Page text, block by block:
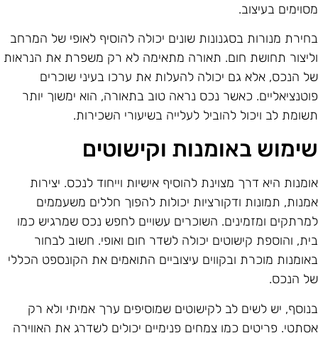
בעיצוב.
מנורות בסגנונות שונים יכולה להוסיף לאופי של המרחב
תחושת חום. תאורה מתאימה לא רק משפרת את הנראות
הנכס, אלא גם יכולה להעלות את ערכו בעיני שוכרים
כאשר נכס נראה טוב בתאורה, הוא ימשוך יותר
לב ויכול להוביל לעלייה בשיעורי השכירות.
באומנות וקישוטים
היא דרך מצוינת להוסיף אישיות וייחוד לנכס. יצירות
תמונות ודקורציות יכולות להפוך חללים משעממים
ומזמינים. השוכרים עשויים לחפש נכס שמרגיש כמו
והוספת קישוטים יכולה לשדר חום ואופי. חשוב לבחור
מוכרת ובקווים עיצוביים התואמים את הקונספט הכללי
הנכס.
יש לשים לב לקישוטים שמוסיפים ערך אמיתי ולא רק
פריטים כמו צמחים פנימיים יכולים לשדרג את האווירה